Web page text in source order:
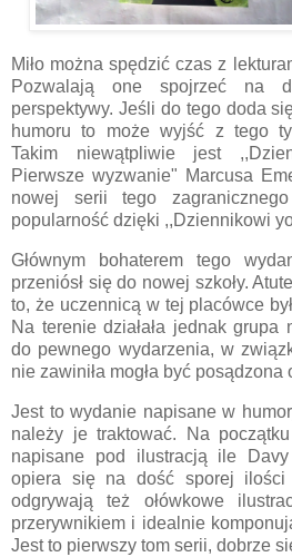
Miło można spędzić czas z
Pozwalają one spojrzeć na
perspektywy. Jeśli do tego doda
humoru to może wyjść z tego
Takim niewątpliwie jest
Pierwsze wyzwanie" Marcusa
nowej serii tego
popularność dzięki ,,Dziennikowi
Głównym bohaterem tego
przeniósł się do nowej szkoły.
to, że uczennicą w tej placówce
Na terenie działała jednak grupa
do pewnego wydarzenia, w
nie zawiniła mogła być posądzona
Jest to wydanie napisane w
należy je traktować. Na
napisane pod ilustracją ile
opiera się na dość sporej
odgrywają też ołówkowe
przerywnikiem i idealnie
Jest to pierwszy tom serii, dobrze